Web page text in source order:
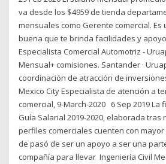
va desde los $4959 de tienda
mensuales como Gerente comercial.
buena que te brinda facilidades y
Especialista Comercial Automotriz -
Mensual+ comisiones. Santander ·
coordinación de atracción de
Mexico City Especialista de atención a
comercial, 9-March-2020 6 Sep 2019 La
Guía Salarial 2019-2020, elaborada tras
perfiles comerciales cuenten con
de pasó de ser un apoyo a ser una
compañía para llevar Ingeniería Civil